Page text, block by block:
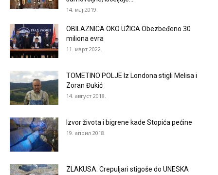
14. мај 2019.
OBILAZNICA OKO UŽICA Obezbeđeno 30
miliona evra
11. март 2022.
TOMETINO POLJE Iz Londona stigli Melisa i
Zoran Đukić
14. август 2018.
Izvor života i bigrene kade Stopića pećine
19. април 2018.
ZLAKUSA: Crepuljari stigoše do UNESKA